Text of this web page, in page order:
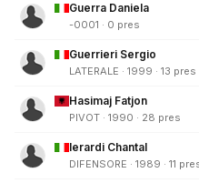
Guerra Daniela
-0001 · 0 pres
Guerrieri Sergio
LATERALE · 1999 · 13 pres
Hasimaj Fatjon
PIVOT · 1990 · 28 pres
Ierardi Chantal
DIFENSORE · 1989 · 11